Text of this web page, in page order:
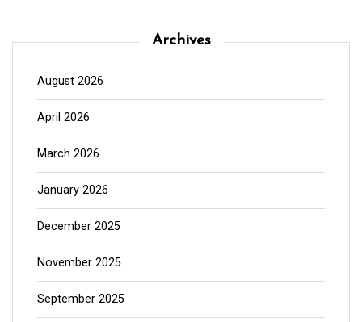
Archives
August 2026
April 2026
March 2026
January 2026
December 2025
November 2025
September 2025